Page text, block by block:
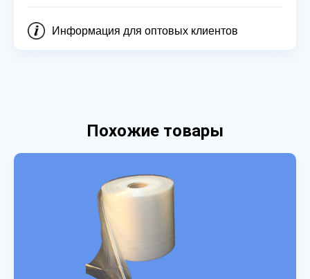
Информация для оптовых клиентов
Похожие товары